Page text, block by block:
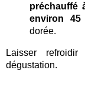
préchauffé
environ 45
dorée.
Laisser
dégustation.